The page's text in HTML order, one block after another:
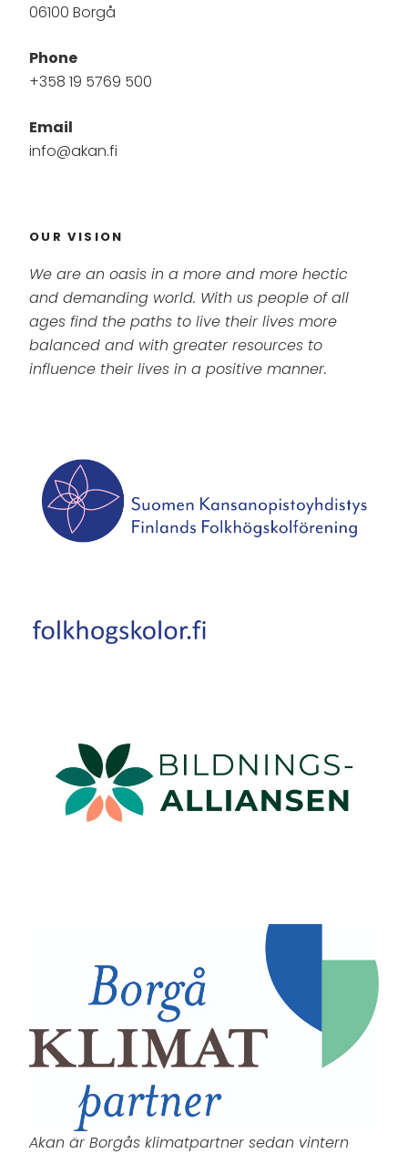
06100 Borgå
Phone
+358 19 5769 500
Email
info@akan.fi
OUR VISION
We are an oasis in a more and more hectic
and demanding world. With us people of all
ages find the paths to live their lives more
balanced and with greater resources to
influence their lives in a positive manner.
Akan är Borgås klimatpartner sedan vintern